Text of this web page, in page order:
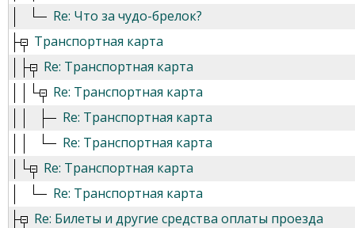
Re: Что за чудо-брелок?
Транспортная карта
Re: Транспортная карта
Re: Транспортная карта
Re: Транспортная карта
Re: Транспортная карта
Re: Транспортная карта
Re: Транспортная карта
Re: Билеты и другие средства оплаты проезда